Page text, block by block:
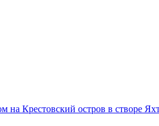
на Крестовский остров в створе